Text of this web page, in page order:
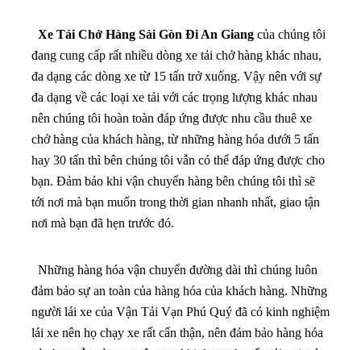
Xe Tải Chở Hàng Sài Gòn Đi An Giang của chúng tôi
đang cung cấp rất nhiều dòng xe tải chở hàng khác nhau,
đa dạng các dòng xe từ 15 tấn trở xuống. Vậy nên với sự
đa dạng về các loại xe tải với các trọng lượng khác nhau
nên chúng tôi hoàn toàn đáp ứng được nhu cầu thuê xe
chở hàng của khách hàng, từ những hàng hóa dưới 5 tấn
hay 30 tấn thì bên chúng tôi vẫn có thể đáp ứng được cho
bạn. Đảm bảo khi vận chuyển hàng bên chúng tôi thì sẽ
tới nơi mà bạn muốn trong thời gian nhanh nhất, giao tận
nơi mà bạn đã hẹn trước đó.
Những hàng hóa vận chuyển đường dài thì chúng luôn
đảm bảo sự an toàn của hàng hóa của khách hàng. Những
người lái xe của Vận Tải Vạn Phú Quý đã có kinh nghiệm
lái xe nên họ chạy xe rất cẩn thận, nên đảm bảo hàng hóa